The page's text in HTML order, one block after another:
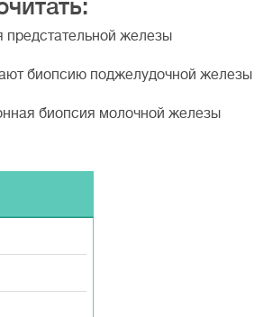
предстательной железы
биопсию поджелудочной железы
биопсия молочной железы